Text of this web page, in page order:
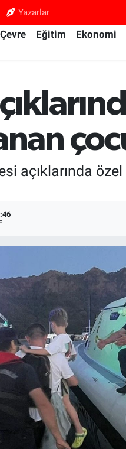
Yazarlar
Çevre Eğitim Ekonomi
açıklarında